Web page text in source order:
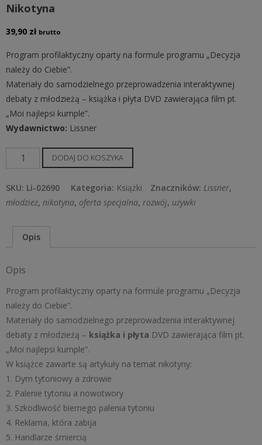
Nikotyna
39,90 zł brutto
Program profilaktyczny oparty na formule programu „Decyzja
należy do Ciebie”.
Materiały do samodzielnego przeprowadzenia interaktywnej
debaty z młodzieżą – książka i płyta DVD zawierająca film pt.
„Moi najlepsi kumple”.
Wydawnictwo: Lissner
ilość
Nikotyna
DODAJ DO KOSZYKA
SKU: Li-02690 Kategoria: Książki Znaczników: Lissner,
młodzież, nikotyna, oferta specjalna, rozwój, używki
Opis
Opis
Program profilaktyczny oparty na formule programu „Decyzja
należy do Ciebie”.
Materiały do samodzielnego przeprowadzenia interaktywnej
debaty z młodzieżą – książka i płyta DVD zawierająca film pt.
„Moi najlepsi kumple”.
W książce zawarte są artykuły na temat nikotyny:
1. Dym tytoniowy a zdrowie
2. Palenie tytoniu a nowotwory
3. Szkodliwość biernego palenia tytoniu
4. Reklama, która zabija
5. Handlarze śmiercią